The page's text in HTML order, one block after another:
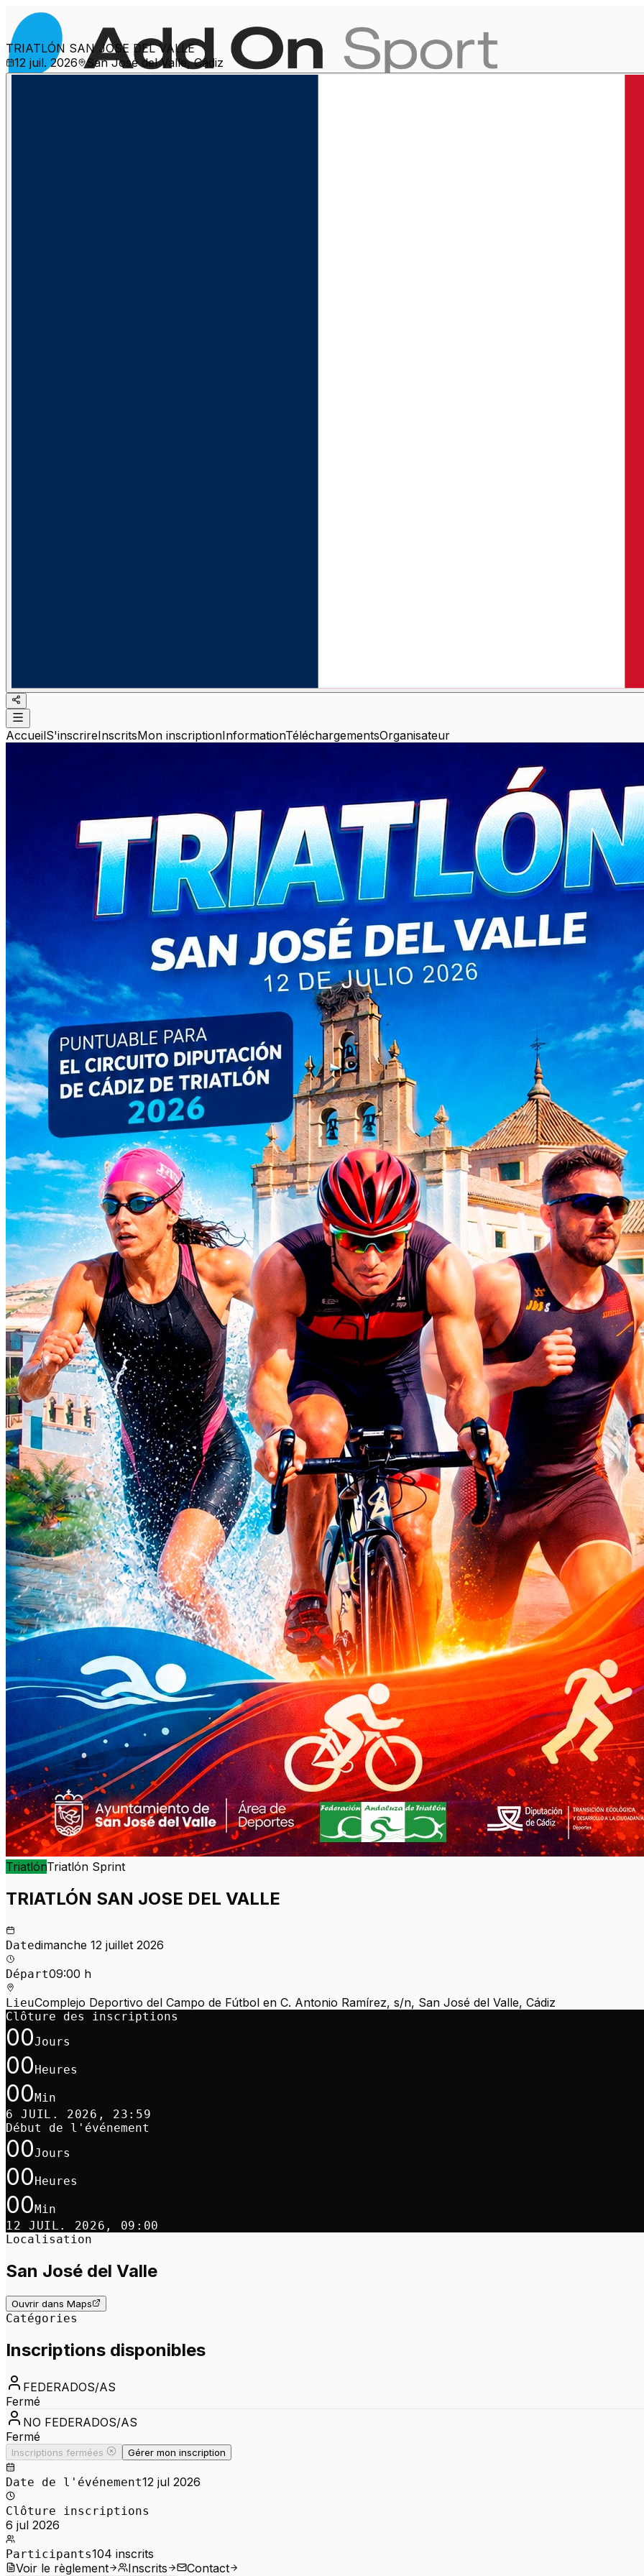
TRIATLÓN SAN JOSE DEL VALLE
12 juil. 2026
San José del Valle, Cádiz
AccueilS'inscrireInscritsMon inscriptionInformationTéléchargementsOrganisateur
TriatlónTriatlón Sprint
TRIATLÓN SAN JOSE DEL VALLE
Datedimanche 12 juillet 2026
Départ09:00 h
LieuComplejo Deportivo del Campo de Fútbol en C. Antonio Ramírez, s/n, San José del Valle, Cádiz
Clôture des inscriptions
00Jours
00Heures
00Min
6 JUIL. 2026, 23:59
Début de l'événement
00Jours
00Heures
00Min
12 JUIL. 2026, 09:00
Localisation
San José del Valle
Ouvrir dans Maps
Catégories
Inscriptions disponibles
FEDERADOS/AS
Fermé
NO FEDERADOS/AS
Fermé
Inscriptions fermées Gérer mon inscription
Date de l'événement12 jul 2026
Clôture inscriptions
6 jul 2026
Participants104 inscrits
Voir le règlement
Inscrits Contact